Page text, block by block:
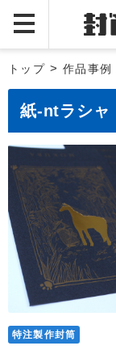
トップ > 作品事例
紙-ntラシャ
特注製作封筒